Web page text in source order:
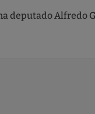
deputado Alfredo